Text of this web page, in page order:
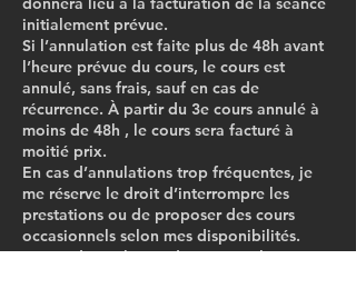
initialement prévue.
Si l’annulation est faite plus de 48h avant
l’heure prévue du cours, le cours est
annulé, sans frais, sauf en cas de
récurrence. À partir du 3e cours annulé à
moins de 48h , le cours sera facturé à
moitié prix.
En cas d’annulations trop fréquentes, je
me réserve le droit d’interrompre les
prestations ou de proposer des cours
occasionnels selon mes disponibilités.
En cas d’annulation de ma part, le cours